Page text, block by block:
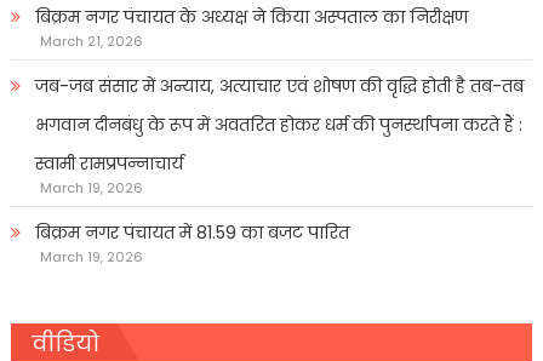
बिक्रम नगर पंचायत के अध्यक्ष ने किया अस्पताल का निरीक्षण
March 21, 2026
जब-जब संसार में अन्याय, अत्याचार एवं शोषण की वृद्धि होती है तब-तब
भगवान दीनबंधु के रूप में अवतरित होकर धर्म की पुनर्स्थापना करते हैं :
स्वामी रामप्रपन्नाचार्य
March 19, 2026
बिक्रम नगर पंचायत में 81.59 का बजट पारित
March 19, 2026
वीडियो